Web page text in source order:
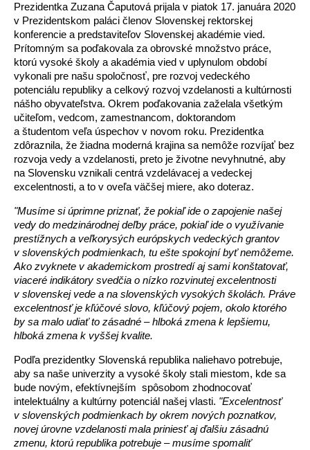
Prezidentka Zuzana Čaputová prijala v piatok 17. januára 2020
v Prezidentskom paláci členov Slovenskej rektorskej
konferencie a predstaviteľov Slovenskej akadémie vied.
Prítomným sa poďakovala za obrovské množstvo práce,
ktorú vysoké školy a akadémia vied v uplynulom období
vykonali pre našu spoločnosť, pre rozvoj vedeckého
potenciálu republiky a celkový rozvoj vzdelanosti a kultúrnosti
nášho obyvateľstva. Okrem poďakovania zaželala všetkým
učiteľom, vedcom, zamestnancom, doktorandom
a študentom veľa úspechov v novom roku. Prezidentka
zdôraznila, že žiadna moderná krajina sa nemôže rozvíjať bez
rozvoja vedy a vzdelanosti, preto je životne nevyhnutné, aby
na Slovensku vznikali centrá vzdelávacej a vedeckej
excelentnosti, a to v oveľa väčšej miere, ako doteraz.
"Musíme si úprimne priznať, že pokiaľ ide o zapojenie našej
vedy do medzinárodnej deľby práce, pokiaľ ide o využívanie
prestížnych a veľkorysých európskych vedeckých grantov
v slovenských podmienkach, tu ešte spokojní byť nemôžeme.
Ako zvyknete v akademickom prostredí aj sami konštatovať,
viaceré indikátory svedčia o nízko rozvinutej excelentnosti
v slovenskej vede a na slovenských vysokých školách. Práve
excelentnosť je kľúčové slovo, kľúčový pojem, okolo ktorého
by sa malo udiať to zásadné – hlboká zmena k lepšiemu,
hlboká zmena k vyššej kvalite.
Podľa prezidentky Slovenská republika naliehavo potrebuje,
aby sa naše univerzity a vysoké školy stali miestom, kde sa
bude novým, efektívnejším spôsobom zhodnocovať
intelektuálny a kultúrny potenciál našej vlasti. "Excelentnosť
v slovenských podmienkach by okrem nových poznatkov,
novej úrovne vzdelanosti mala priniesť aj ďalšiu zásadnú
zmenu, ktorú republika potrebuje – musíme spomaliť